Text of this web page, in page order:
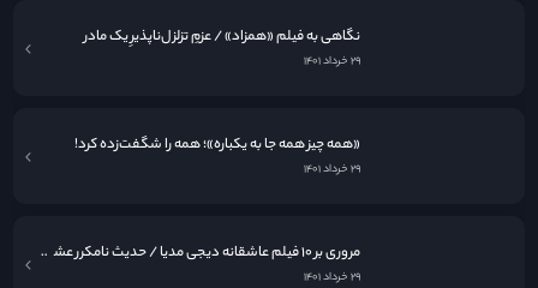
نگاهی به فيلم «همزاد» / عزمِ تزلزل‌ناپذیرِ یک مادر
۲۹ خرداد ۱۴۰۱
«همه چیز همه جا به یکباره»؛ همه را شگفت‌زده کرد!
۲۹ خرداد ۱۴۰۱
مروری بر ۱۰ فیلم عاشقانه دیجی مدیا / حدیث نامکرر عشق در قاب سینما
۲۹ خرداد ۱۴۰۱